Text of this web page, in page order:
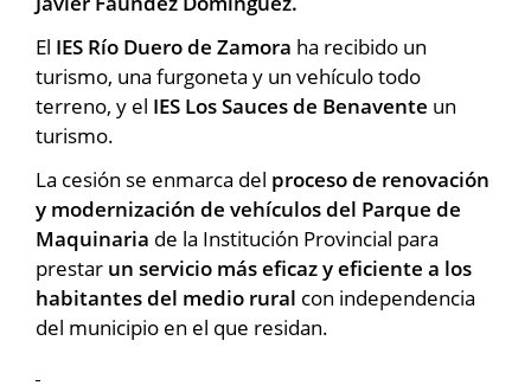
El IES Río Duero de Zamora ha recibido un
turismo, una furgoneta y un vehículo todo
terreno, y el IES Los Sauces de Benavente un
turismo.
La cesión se enmarca del proceso de renovación
y modernización de vehículos del Parque de
Maquinaria de la Institución Provincial para
prestar un servicio más eficaz y eficiente a los
habitantes del medio rural con independencia
del municipio en el que residan.